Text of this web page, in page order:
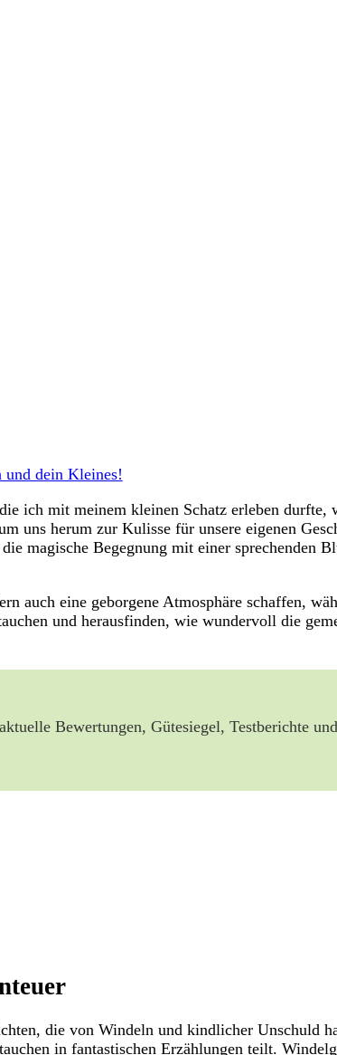
dein Kleines!
ich ​mit ‌meinem kleinen Schatz erleben
uns herum zur Kulisse ⁣für unsere‍ eigenen
magische ⁣Begegnung ‌mit einer sprechenden
auch eine geborgene‍ Atmosphäre ⁢schaffen,
und herausfinden,⁤ wie ⁢wundervoll die
Bewertungen, Gütesiegel, Testberichte
die von Windeln und kindlicher Unschuld
in fantastischen Erzählungen teilt.